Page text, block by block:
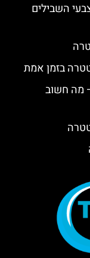
השבילים
בזמן אמת
מה חשוב